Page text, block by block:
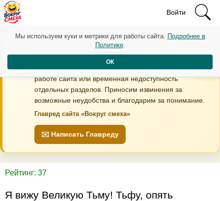
Войти
Сегодня проводятся технические работы
В течение дня возможны кратковременные перебои в
работе сайта или временная недоступность
отдельных разделов. Приносим извинения за
возможные неудобства и благодарим за понимание.
Главред сайта «Вокруг смеха»
✉️ Написать Главреду
Рейтинг: 37
Я вижу Великую Тьму! Тьфу, опять
Мы используем куки и метрики для работы сайта. Подробнее в
Политике.
ОК